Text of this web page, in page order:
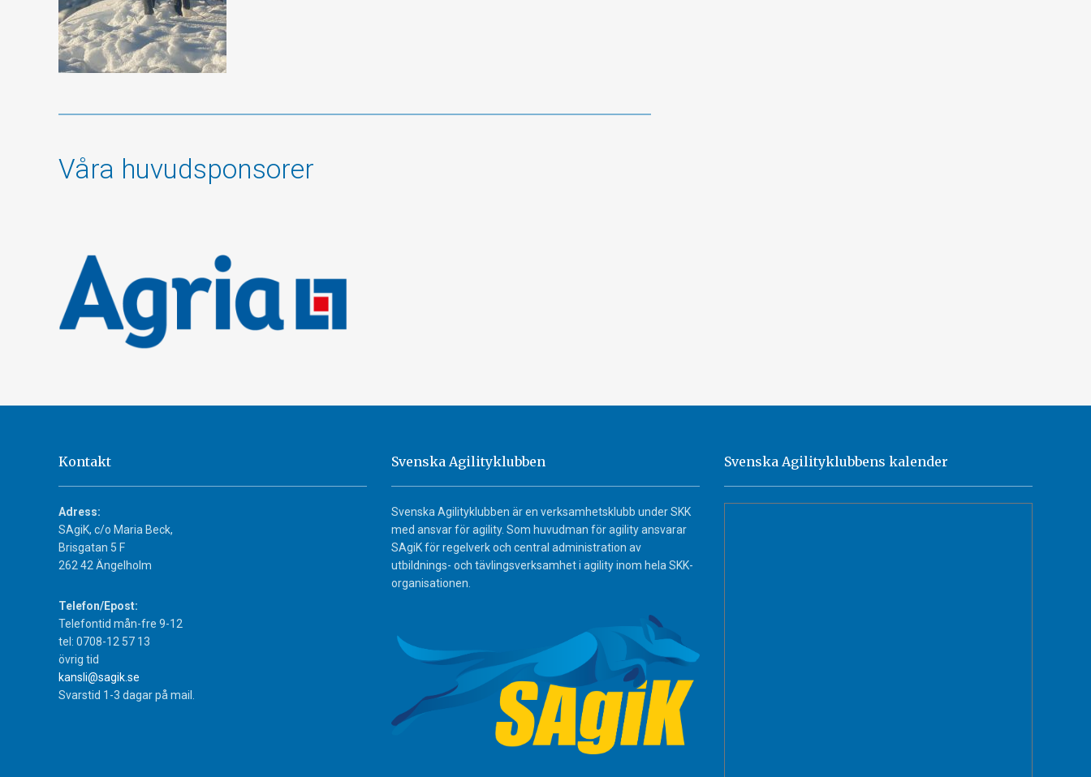
Våra huvudsponsorer
Kontakt
Adress:
SAgiK, c/o Maria Beck,
Brisgatan 5 F
262 42 Ängelholm
Telefon/Epost:
Telefontid mån-fre 9-12
tel: 0708-12 57 13
övrig tid
kansli@sagik.se
Svarstid 1-3 dagar på mail.
Svenska Agilityklubben
Svenska Agilityklubben är en verksamhetsklubb under SKK
med ansvar för agility. Som huvudman för agility ansvarar
SAgiK för regelverk och central administration av
utbildnings- och tävlingsverksamhet i agility inom hela SKK-
organisationen.
Svenska Agilityklubbens kalender